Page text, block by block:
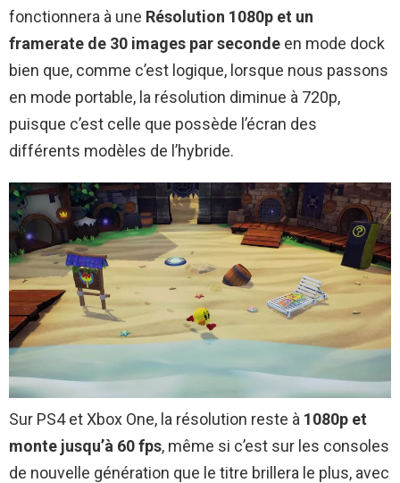
fonctionnera à une Résolution 1080p et un
framerate de 30 images par seconde en mode dock
bien que, comme c’est logique, lorsque nous passons
en mode portable, la résolution diminue à 720p,
puisque c’est celle que possède l’écran des
différents modèles de l’hybride.
Sur PS4 et Xbox One, la résolution reste à 1080p et
monte jusqu’à 60 fps, même si c’est sur les consoles
de nouvelle génération que le titre brillera le plus, avec